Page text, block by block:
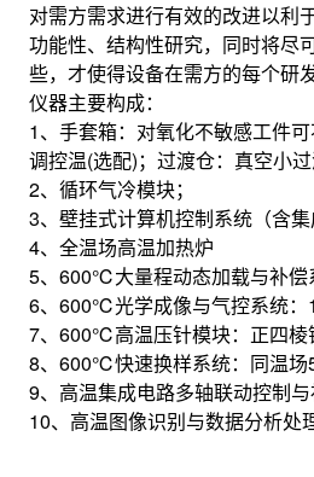
对需方需求进行有效的改进以利
功能性、结构性研究，同时将尽
些，才使得设备在需方的每个研
仪器主要构成：
1、手套箱：对氧化不敏感工件
调控温(选配)；过渡仓：真空小
2、循环气冷模块；
3、壁挂式计算机控制系统（含集
4、全温场高温加热炉
5、600℃大量程动态加载与补偿
6、600℃光学成像与气控系统：
7、600℃高温压针模块：正四棱
8、600℃快速换样系统：同温场
9、高温集成电路多轴联动控制
10、高温图像识别与数据分析处